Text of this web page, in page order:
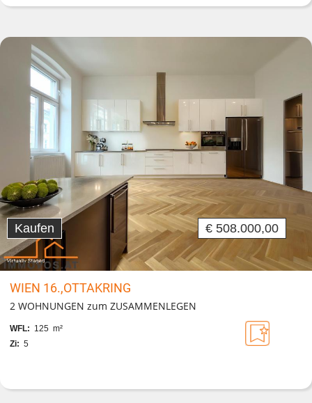
Kaufen € 508.000,00
WIEN 16.,OTTAKRING
2 WOHNUNGEN zum ZUSAMMENLEGEN
WFL: 125 m²
Zi: 5